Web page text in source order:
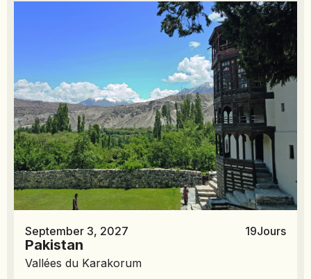
September 3, 2027 19Jours
Pakistan
Vallées du Karakorum